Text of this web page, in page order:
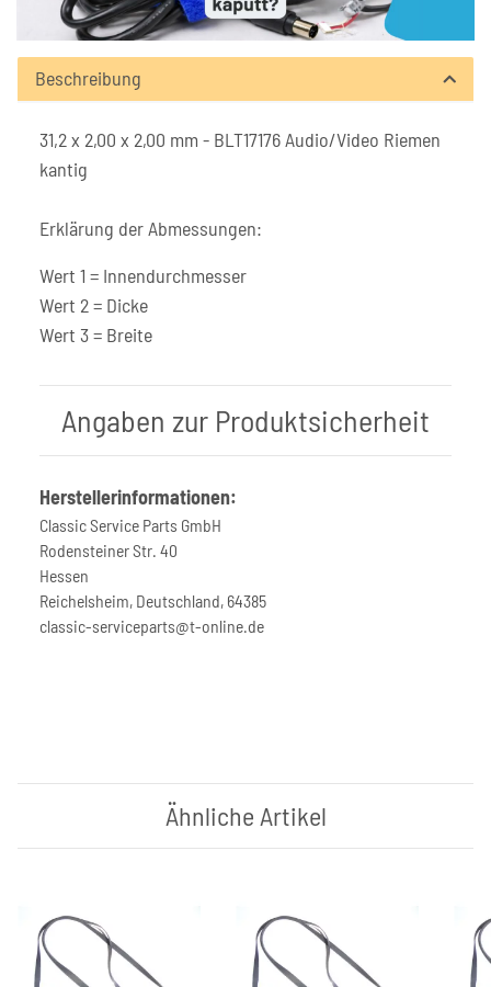
Beschreibung
31,2 x 2,00 x 2,00 mm - BLT17176 Audio/Video Riemen
kantig
Erklärung der Abmessungen:
Wert 1 = Innendurchmesser
Wert 2 = Dicke
Wert 3 = Breite
Angaben zur Produktsicherheit
Herstellerinformationen:
Classic Service Parts GmbH
Rodensteiner Str. 40
Hessen
Reichelsheim, Deutschland, 64385
classic-serviceparts@t-online.de
Ähnliche Artikel